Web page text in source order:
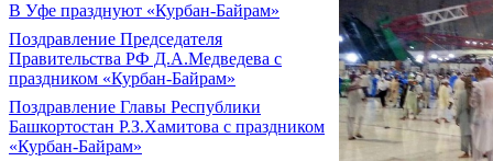
В Уфе празднуют «Курбан-Байрам»
Поздравление Председателя
Правительства РФ Д.А.Медведева с
праздником «Курбан-Байрам»
Поздравление Главы Республики
Башкортостан Р.З.Хамитова с праздником
«Курбан-Байрам»